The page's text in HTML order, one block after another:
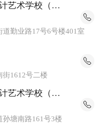
影视剧组，培养输送数千
永久纹绣师、摄影师、修
等美业专业人才！吉田美
务于上万家企业，帮助
想，毕业学员遍布全世界
化妆摄影，来吉田美学！
艺术学校（常
勤业路17号6号楼401室
街1612号二楼
艺术学校（慈
塘南路161号3楼